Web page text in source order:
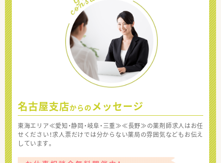
名古屋支店からの メッセージ
東海エリア≪愛知・静岡・岐阜・三重≫≪長野≫の薬剤師求人はお任
せください！求人票だけでは分からない薬局の雰囲気などもお伝え
しています。